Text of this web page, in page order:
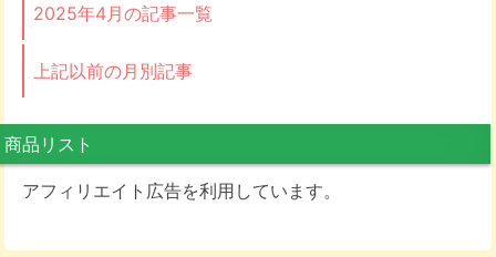
2025年4月の記事一覧
上記以前の月別記事
商品リスト
アフィリエイト広告を利用しています。